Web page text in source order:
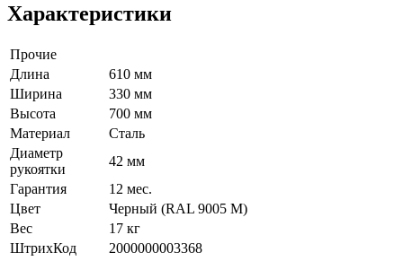
Характеристики
Прочие
Длина
610 мм
Ширина
330 мм
Высота
700 мм
Материал
Сталь
Диаметр
рукоятки
42 мм
Гарантия
12 мес.
Цвет
Черный (RAL 9005 М)
Вес
17 кг
ШтрихКод
2000000003368